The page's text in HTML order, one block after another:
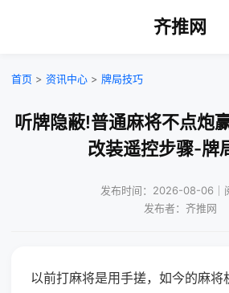
齐推网
首页 > 资讯中心 > 牌局技巧
听牌隐蔽!普通麻将不点炮
改装遥控步骤-牌
发布时间：2026-08-06｜
发布者：齐推网
以前打麻将是用手搓，如今的麻将